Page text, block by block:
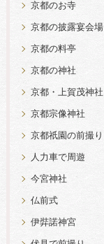
京都のお寺
京都の披露宴会場
京都の料亭
京都の神社
京都・上賀茂神社
京都宗像神社
京都祇園の前撮り
人力車で周遊
今宮神社
仏前式
伊弉諾神宮